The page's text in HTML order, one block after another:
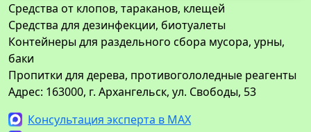
Средства от клопов, тараканов, клещей
Средства для дезинфекции, биотуалеты
Контейнеры для раздельного сбора мусора, урны,
баки
Пропитки для дерева, противогололедные реагенты
Адрес: 163000, г. Архангельск, ул. Свободы, 53
Консультация эксперта в MAX